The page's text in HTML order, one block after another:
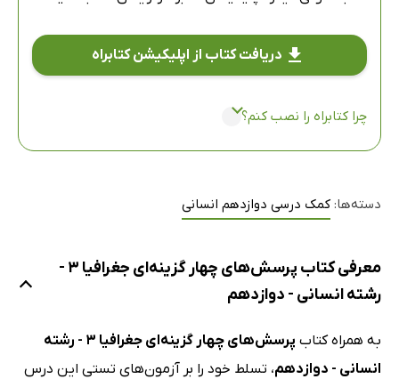
دریافت کتاب از اپلیکیشن کتابراه
چرا کتابراه را نصب کنم؟
دسته‌ها: کمک درسی دوازدهم انسانی
معرفی کتاب پرسش‌های چهار گزینه‌ای جغرافیا 3 -
رشته انسانی - دوازدهم
به همراه کتاب
پرسش‌های چهار گزینه‌ای جغرافیا 3 - رشته
انسانی - دوازدهم، تسلط خود را بر آزمون‌های تستی این درس